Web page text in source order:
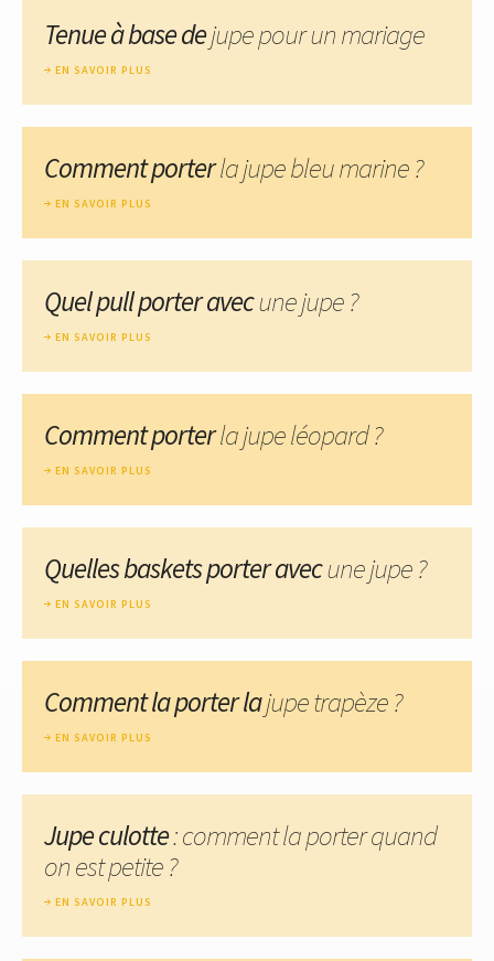
Tenue à base dejupe pour un mariage
EN SAVOIR PLUS
Comment porterla jupe bleu marine ?
EN SAVOIR PLUS
Quel pull porter avecune jupe ?
EN SAVOIR PLUS
Comment porterla jupe léopard ?
EN SAVOIR PLUS
Quelles baskets porter avecune jupe ?
EN SAVOIR PLUS
Comment la porter lajupe trapèze ?
EN SAVOIR PLUS
Jupe culotte: comment la porter quand
on est petite ?
EN SAVOIR PLUS